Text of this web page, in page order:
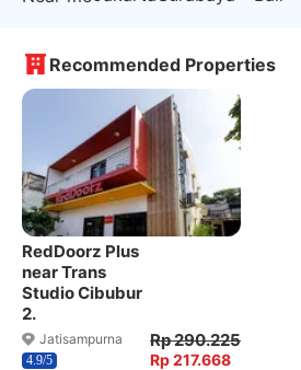
Recommended Properties
RedDoorz Plus
near Trans
Studio Cibubur
2.
Jatisampurna
4.9/5
Rp 290.225
Rp 217.668